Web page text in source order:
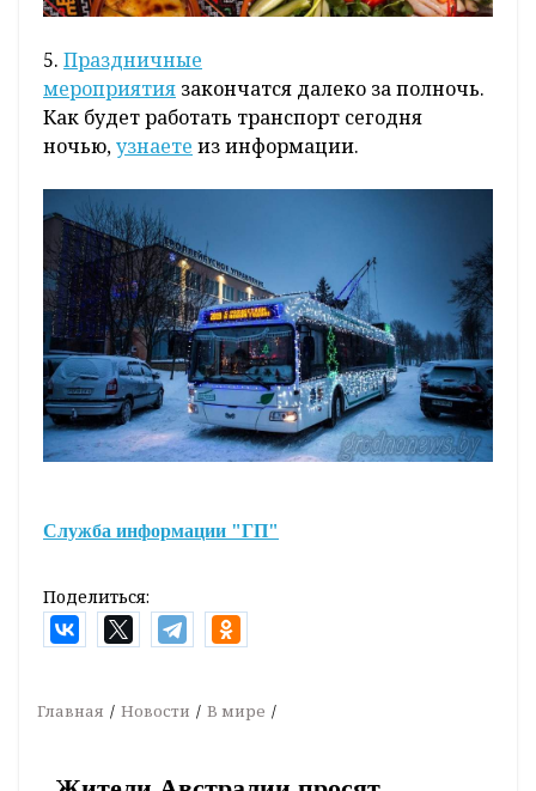
5. Праздничные
мероприятия закончатся далеко за полночь.
Как будет работать транспорт сегодня
ночью,узнаете из информации.
Служба информации "ГП"
Поделиться:
Главная Новости В мире